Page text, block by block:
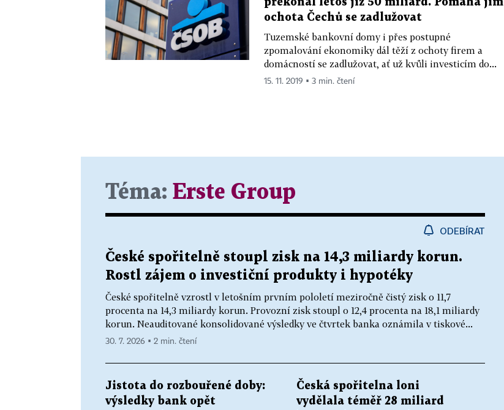
ochota Čechů se zadlužovat
Tuzemské bankovní domy i přes postupné
zpomalování ekonomiky dál těží z ochoty firem a
domácností se zadlužovat, ať už kvůli investicím do...
15. 11. 2019 ▪ 3 min. čtení
Téma: Erste Group
ODEBÍRAT
České spořitelně stoupl zisk na 14,3 miliardy korun.
Rostl zájem o investiční produkty i hypotéky
České spořitelně vzrostl v letošním prvním pololetí meziročně čistý zisk o 11,7
procenta na 14,3 miliardy korun. Provozní zisk stoupl o 12,4 procenta na 18,1 miliardy
korun. Neauditované konsolidované výsledky ve čtvrtek banka oznámila v tiskové...
30. 7. 2026 ▪ 2 min. čtení
Jistota do rozbouřené doby:
výsledky bank opět
Česká spořitelna loni
vydělala téměř 28 miliard